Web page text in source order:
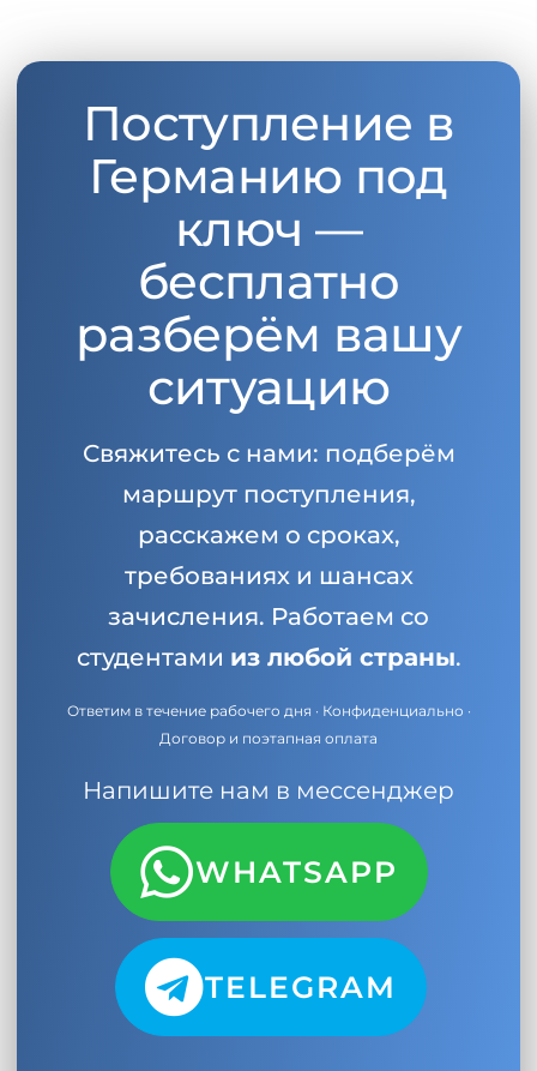
Поступление в
Германию под
ключ —
бесплатно
разберём вашу
ситуацию
Свяжитесь с нами: подберём
маршрут поступления,
расскажем о сроках,
требованиях и шансах
зачисления. Работаем со
студентами из любой страны.
Ответим в течение рабочего дня · Конфиденциально ·
Договор и поэтапная оплата
Напишите нам в мессенджер
WHATSAPP
TELEGRAM